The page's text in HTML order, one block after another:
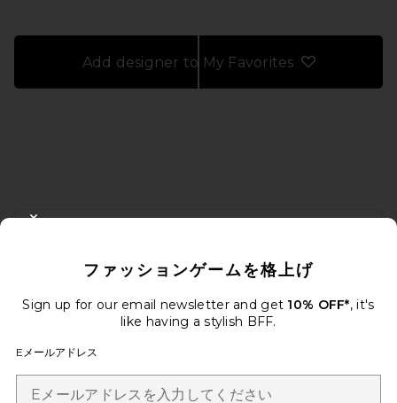
Add designer to My Favorites
FOOTER
メールを送信することにより、当社のニュースレターに登録。いつで
Email Address
ファッションゲームを格上げ
Sign up for our email newsletter and get 10% OFF*, it's
like having a stylish BFF.
Eメールアドレス